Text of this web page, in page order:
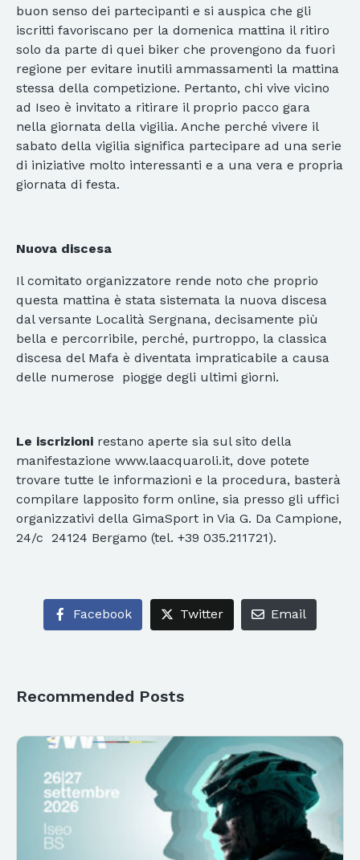
buon senso dei partecipanti e si auspica che gli
iscritti favoriscano per la domenica mattina il ritiro
solo da parte di quei biker che provengono da fuori
regione per evitare inutili ammassamenti la mattina
stessa della competizione. Pertanto, chi vive vicino
ad Iseo è invitato a ritirare il proprio pacco gara
nella giornata della vigilia. Anche perché vivere il
sabato della vigilia significa partecipare ad una serie
di iniziative molto interessanti e a una vera e propria
giornata di festa.
Nuova discesa
Il comitato organizzatore rende noto che proprio
questa mattina è stata sistemata la nuova discesa
dal versante Località Sergnana, decisamente più
bella e percorribile, perché, purtroppo, la classica
discesa del Mafa è diventata impraticabile a causa
delle numerose piogge degli ultimi giorni.
Le iscrizioni restano aperte sia sul sito della
manifestazione www.laacquaroli.it, dove potete
trovare tutte le informazioni e la procedura, basterà
compilare lapposito form online, sia presso gli uffici
organizzativi della GimaSport in Via G. Da Campione,
24/c  24124 Bergamo (tel. +39 035.211721).
Facebook Twitter Email
Recommended Posts